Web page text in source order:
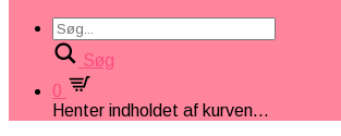
Søg
0
Henter indholdet af kurven...